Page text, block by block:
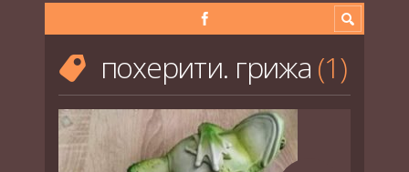
похерити. грижа 1